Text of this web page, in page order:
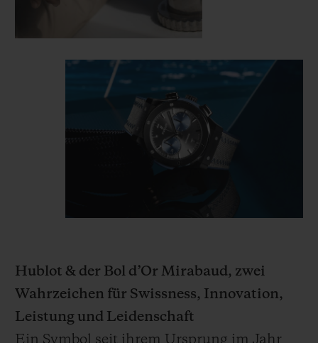
Hublot & der Bol d’Or Mirabaud, zwei
Wahrzeichen für Swissness, Innovation,
Leistung und Leidenschaft
Ein Symbol seit ihrem Ursprung im Jahr